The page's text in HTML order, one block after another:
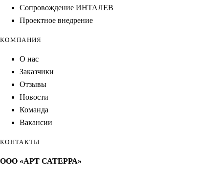
Сопровождение ИНТАЛЕВ
Проектное внедрение
КОМПАНИЯ
О нас
Заказчики
Отзывы
Новости
Команда
Вакансии
КОНТАКТЫ
ООО «АРТ САТЕРРА»